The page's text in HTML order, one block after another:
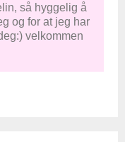
så hyggelig å
og for at jeg har
velkommen